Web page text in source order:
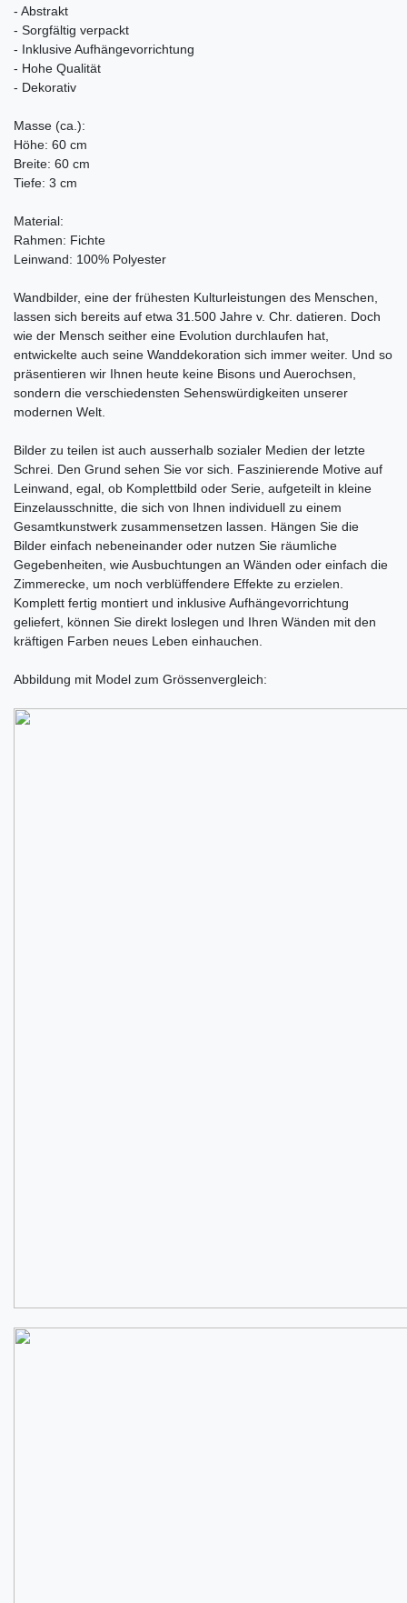
- Abstrakt
- Sorgfältig verpackt
- Inklusive Aufhängevorrichtung
- Hohe Qualität
- Dekorativ
Masse (ca.):
Höhe: 60 cm
Breite: 60 cm
Tiefe: 3 cm
Material:
Rahmen: Fichte
Leinwand: 100% Polyester
Wandbilder, eine der frühesten Kulturleistungen des Menschen,
lassen sich bereits auf etwa 31.500 Jahre v. Chr. datieren. Doch
wie der Mensch seither eine Evolution durchlaufen hat,
entwickelte auch seine Wanddekoration sich immer weiter. Und so
präsentieren wir Ihnen heute keine Bisons und Auerochsen,
sondern die verschiedensten Sehenswürdigkeiten unserer
modernen Welt.
Bilder zu teilen ist auch ausserhalb sozialer Medien der letzte
Schrei. Den Grund sehen Sie vor sich. Faszinierende Motive auf
Leinwand, egal, ob Komplettbild oder Serie, aufgeteilt in kleine
Einzelausschnitte, die sich von Ihnen individuell zu einem
Gesamtkunstwerk zusammensetzen lassen. Hängen Sie die
Bilder einfach nebeneinander oder nutzen Sie räumliche
Gegebenheiten, wie Ausbuchtungen an Wänden oder einfach die
Zimmerecke, um noch verblüffendere Effekte zu erzielen.
Komplett fertig montiert und inklusive Aufhängevorrichtung
geliefert, können Sie direkt loslegen und Ihren Wänden mit den
kräftigen Farben neues Leben einhauchen.
Abbildung mit Model zum Grössenvergleich: